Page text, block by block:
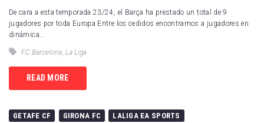
De cara a esta temporada 23/24, el Barça ha prestado un total de 9
jugadores por toda Europa Entre los cedidos encontramos a jugadores en
dinámica...
FC Barcelona La Liga
READ MORE
GETAFE CF GIRONA FC LALIGA EA SPORTS